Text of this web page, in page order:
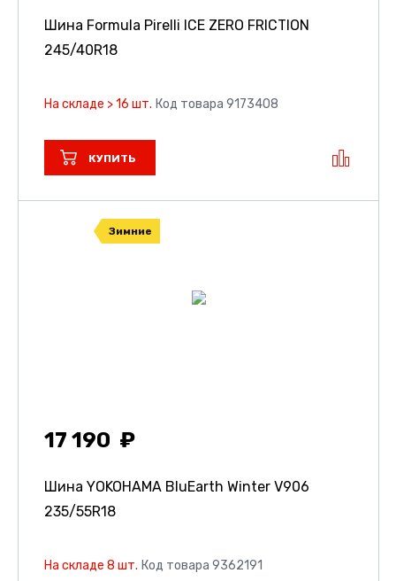
Шина Formula Pirelli ICE ZERO FRICTION
245/40R18
На складе > 16 шт. Код товара 9173408
КУПИТЬ
Зимние
17 190
Шина YOKOHAMA BluEarth Winter V906
235/55R18
На складе 8 шт. Код товара 9362191